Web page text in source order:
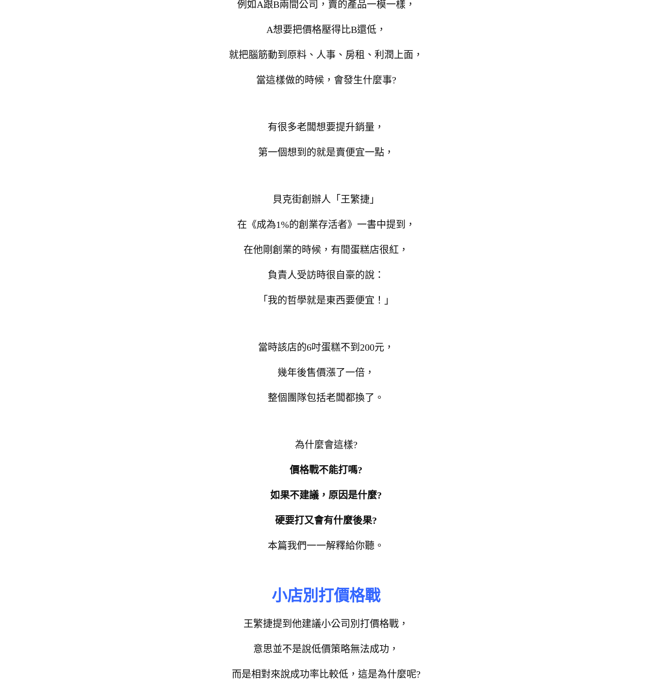
例如A跟B兩間公司，賣的產品一模一樣，
A想要把價格壓得比B還低，
就把腦筋動到原料、人事、房租、利潤上面，
當這樣做的時候，會發生什麼事?
有很多老闆想要提升銷量，
第一個想到的就是賣便宜一點，
貝克街創辦人「王繁捷」
在《成為1%的創業存活者》一書中提到，
在他剛創業的時候，有間蛋糕店很紅，
負責人受訪時很自豪的說：
「我的哲學就是東西要便宜！」
當時該店的6吋蛋糕不到200元，
幾年後售價漲了一倍，
整個團隊包括老闆都換了。
為什麼會這樣?
價格戰不能打嗎?
如果不建議，原因是什麼?
硬要打又會有什麼後果?
本篇我們一一解釋給你聽。
小店別打價格戰
王繁捷提到他建議小公司別打價格戰，
意思並不是說低價策略無法成功，
而是相對來說成功率比較低， 這是為什麼呢?